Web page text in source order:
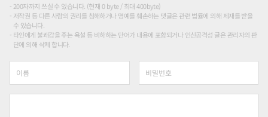
200자까지 쓰실 수 있습니다. (현재 0 byte / 최대 400byte)
저작권 등 다른 사람의 권리를 침해하거나 명예를 훼손하는 댓글은 관련 법률에 의해 제재를 받을
수 있습니다.
타인에게 불쾌감을 주는 욕설 등 비하하는 단어가 내용에 포함되거나 인신공격성 글은 관리자의 판
단에 의해 삭제 합니다.